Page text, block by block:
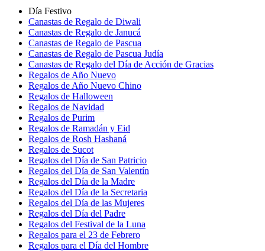
Día Festivo
Canastas de Regalo de Diwali
Canastas de Regalo de Janucá
Canastas de Regalo de Pascua
Canastas de Regalo de Pascua Judía
Canastas de Regalo del Día de Acción de Gracias
Regalos de Año Nuevo
Regalos de Año Nuevo Chino
Regalos de Halloween
Regalos de Navidad
Regalos de Purim
Regalos de Ramadán y Eid
Regalos de Rosh Hashaná
Regalos de Sucot
Regalos del Día de San Patricio
Regalos del Día de San Valentín
Regalos del Día de la Madre
Regalos del Día de la Secretaria
Regalos del Día de las Mujeres
Regalos del Día del Padre
Regalos del Festival de la Luna
Regalos para el 23 de Febrero
Regalos para el Día del Hombre